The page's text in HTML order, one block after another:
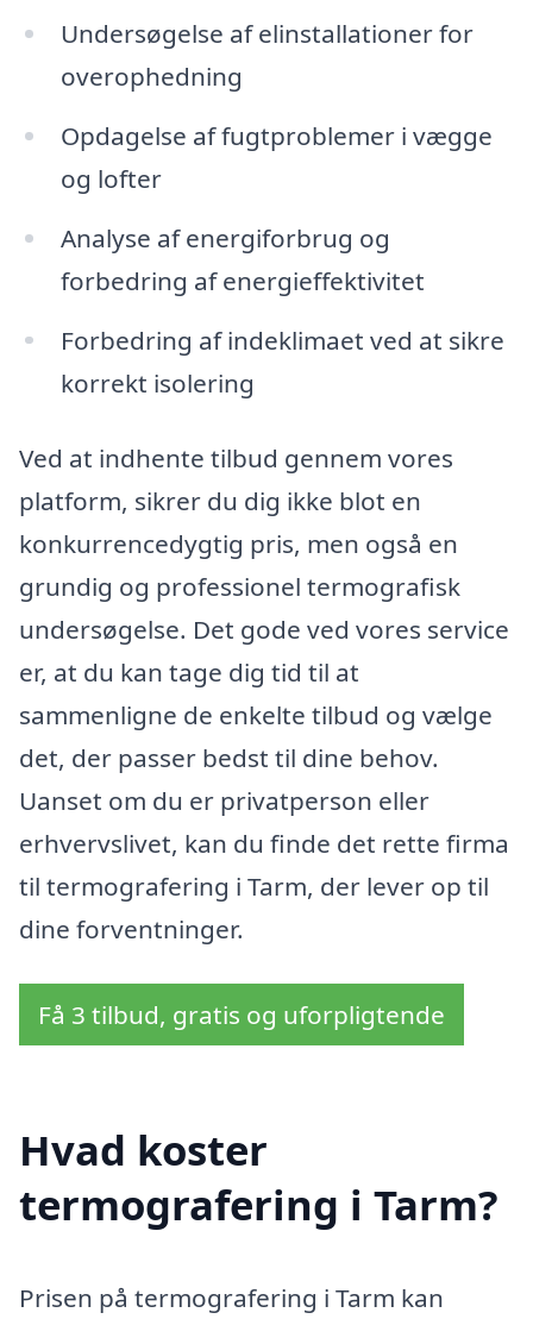
Undersøgelse af elinstallationer for
overophedning
Opdagelse af fugtproblemer i vægge
og lofter
Analyse af energiforbrug og
forbedring af energieffektivitet
Forbedring af indeklimaet ved at sikre
korrekt isolering
Ved at indhente tilbud gennem vores
platform, sikrer du dig ikke blot en
konkurrencedygtig pris, men også en
grundig og professionel termografisk
undersøgelse. Det gode ved vores service
er, at du kan tage dig tid til at
sammenligne de enkelte tilbud og vælge
det, der passer bedst til dine behov.
Uanset om du er privatperson eller
erhvervslivet, kan du finde det rette firma
til termografering i Tarm, der lever op til
dine forventninger.
Få 3 tilbud, gratis og uforpligtende
Hvad koster
termografering i Tarm?
Prisen på termografering i Tarm kan